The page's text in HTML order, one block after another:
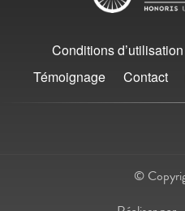
Conditions d’utilisation
Témoignage
Contact
©